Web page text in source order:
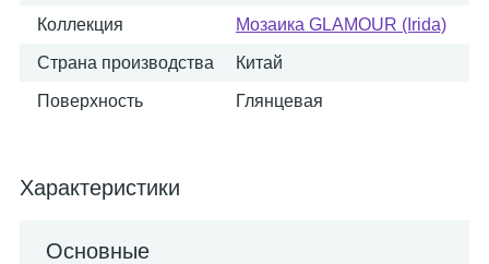
Коллекция Мозаика GLAMOUR (Irida)
Страна производства Китай
Поверхность Глянцевая
Характеристики
Основные